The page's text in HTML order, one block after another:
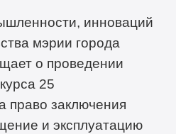
инноваций
мэрии города
о проведении
25
право заключения
и эксплуатацию